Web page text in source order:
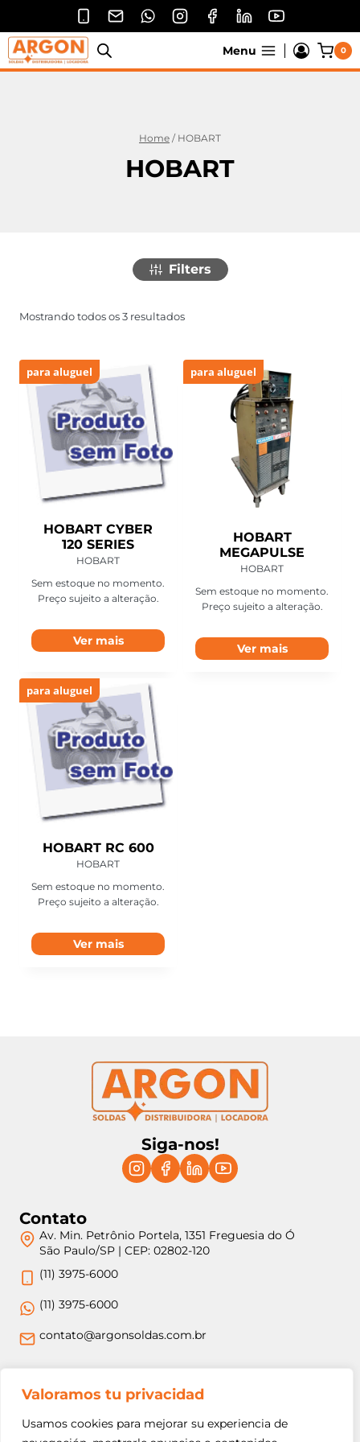
Valoramos tu privacidad
Usamos cookies para mejorar su experiencia de
o
Conteúdo
Menu 0
Home / HOBART
HOBART
Filters
Mostrando todos os 3 resultados
para aluguel
HOBART CYBER
120 SERIES
HOBART
Sem estoque no momento.
Preço sujeito a alteração.
Ver mais
para aluguel
HOBART
MEGAPULSE
HOBART
Sem estoque no momento.
Preço sujeito a alteração.
Ver mais
para aluguel
HOBART RC 600
HOBART
Sem estoque no momento.
Preço sujeito a alteração.
Ver mais
Siga-nos!
Contato
Av. Min. Petrônio Portela, 1351 Freguesia do Ó
São Paulo/SP | CEP: 02802-120
(11) 3975-6000
(11) 3975-6000
contato@argonsoldas.com.br
Jurídico
Termos e Condições
Política de Privacidade